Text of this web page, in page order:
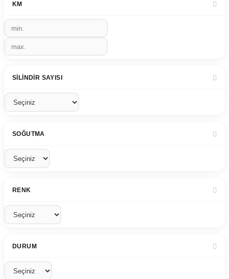
KM
SILINDIR SAYISI
SOĞUTMA
RENK
DURUM